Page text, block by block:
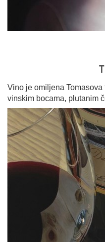
Vino je omiljena
vinskim bocama, plutanim